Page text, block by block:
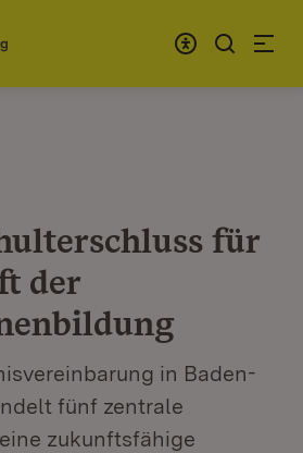
für
der
in Baden-
fünf zentrale
zukunftsfähige